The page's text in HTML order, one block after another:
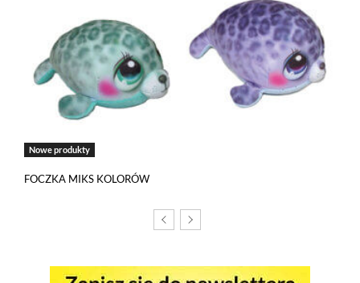
Nowe produkty
FOCZKA MIKS KOLORÓW
Jeżeli tutaj zaglądasz, to znak, że cenisz swoją prywatność.
Wychodząc naprzeciw Twoim oczekiwaniom, na tej stronie został
wdrożony mechanizm, który pozwala Ci kontrolować
wykorzystywanie plików cookies oraz innych technologii
śledzących.
Pliki cookies własne wykorzystywane są na tej stronie w celu
zapewnienia prawidłowego działania poszczególnych funkcji
strony a pliki cookies podmiotów trzecich w celu korzystania
wpolityce prywatności
Jeżeli chcesz zaakceptować wszystkie stosowane przez tutaj pliki
cookies, kliknij w poniższy przycisk.
Akceptuję wszystkie pliki cookies